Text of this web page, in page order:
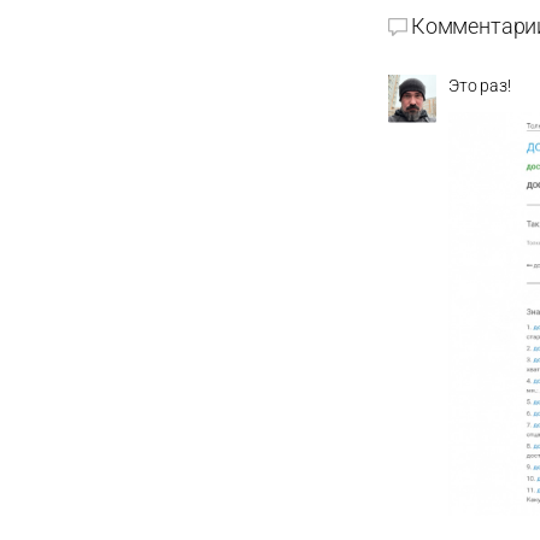
Это раз!